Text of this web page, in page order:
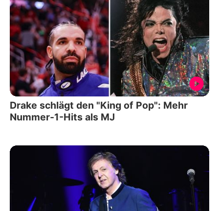
Drake schlägt den "King of Pop": Mehr
Nummer-1-Hits als MJ